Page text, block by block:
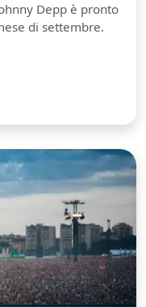
Depp è pronto
di settembre.